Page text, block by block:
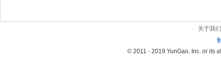
关于我们
© 2011 - 2019 YunGao, Inc. or its